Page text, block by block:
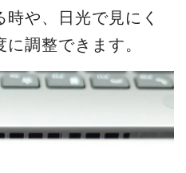
や、日光で見にく
調整できます。